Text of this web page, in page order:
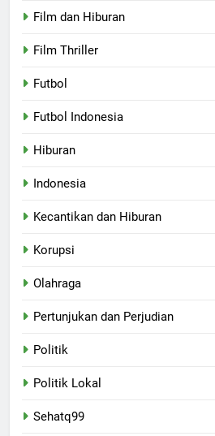
Film dan Hiburan
Film Thriller
Futbol
Futbol Indonesia
Hiburan
Indonesia
Kecantikan dan Hiburan
Korupsi
Olahraga
Pertunjukan dan Perjudian
Politik
Politik Lokal
Sehatq99